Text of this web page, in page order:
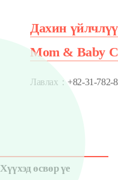
Дахин
Mom & Baby
Лавлах：+82-31-782-
Хүүхэд өсвөр үе